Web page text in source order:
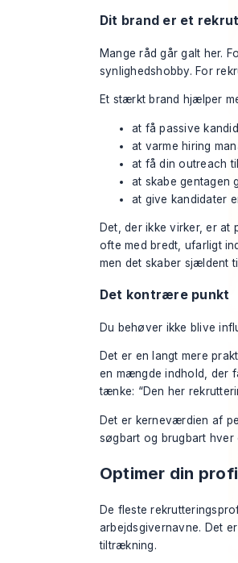
Dit brand er et
Mange råd går galt her.
synlighedshobby. For
Et stærkt brand hjælper
at få passive
at varme hiring
at få din outreach
at skabe gentagen
at give kandidater
Det, der ikke virker, er
ofte med bredt, ufarligt
men det skaber sjældent
Det kontrære punkt
Du behøver ikke blive
Det er en langt mere
en mængde indhold, der
tænke: “Den her
Det er kerneværdien af
søgbart og brugbart hver
Optimer din
De fleste
arbejdsgivernavne. Det
tiltrækning.